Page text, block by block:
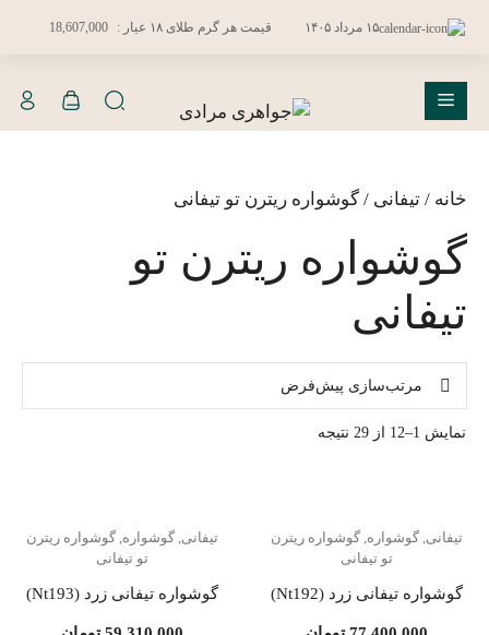
۱۵ مرداد ۱۴۰۵ قیمت هر گرم طلای ۱۸ عیار : 18,607,000
فهرست
خانه / تیفانی / گوشواره ریترن تو تیفانی
گوشواره ریترن تو
تیفانی
نمایش 1–12 از 29 نتیجه
تیفانی, گوشواره, گوشواره ریترن
تو تیفانی
گوشواره تیفانی زرد (Nt192)
تیفانی, گوشواره, گوشواره ریترن
تو تیفانی
گوشواره تیفانی زرد (Nt193)